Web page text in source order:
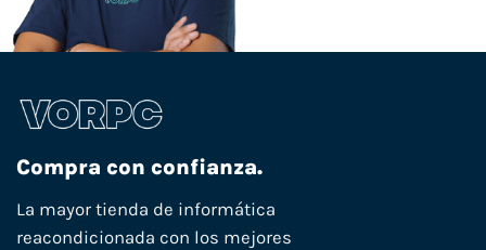
Compra con confianza.
La mayor tienda de informática
reacondicionada con los mejores